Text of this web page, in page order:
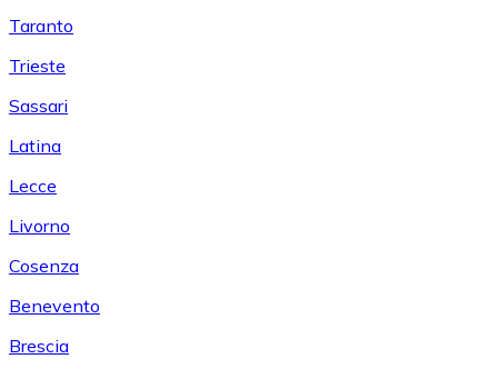
Taranto
Trieste
Sassari
Latina
Lecce
Livorno
Cosenza
Benevento
Brescia